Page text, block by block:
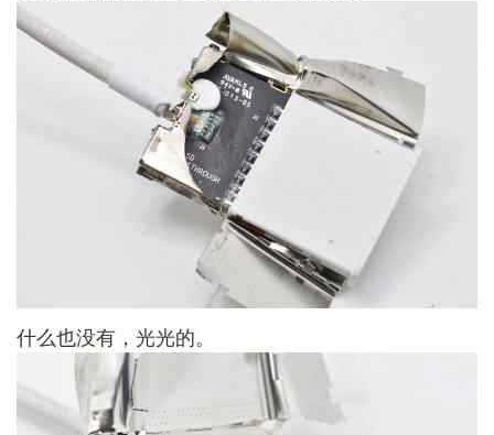
什么也没有，光光的。